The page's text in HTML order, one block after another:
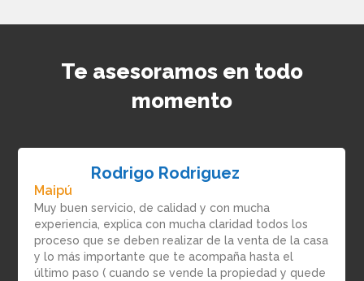
Te asesoramos en todo
momento
Rodrigo Rodriguez
Maipú
Muy buen servicio, de calidad y con mucha
experiencia, explica con mucha claridad todos los
proceso que se deben realizar de la venta de la casa
y lo más importante que te acompaña hasta el
último paso ( cuando se vende la propiedad y quede